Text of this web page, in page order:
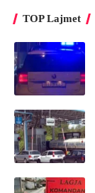
TOP Lajmet